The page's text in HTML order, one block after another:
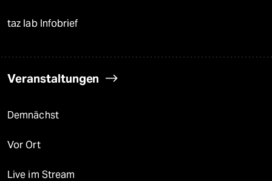
taz lab Infobrief
Veranstaltungen
Demnächst
Vor Ort
Live im Stream